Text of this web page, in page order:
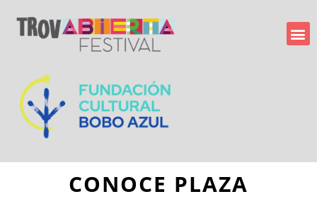
CONOCE PLAZA